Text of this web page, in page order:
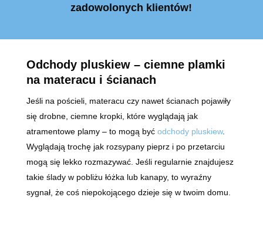
zadowolonych klientów!
Odchody pluskiew – ciemne plamki
na materacu i ścianach
Jeśli na pościeli, materacu czy nawet ścianach pojawiły
się drobne, ciemne kropki, które wyglądają jak
atramentowe plamy – to mogą być odchody pluskiew.
Wyglądają trochę jak rozsypany pieprz i po przetarciu
mogą się lekko rozmazywać. Jeśli regularnie znajdujesz
takie ślady w pobliżu łóżka lub kanapy, to wyraźny
sygnał, że coś niepokojącego dzieje się w twoim domu.